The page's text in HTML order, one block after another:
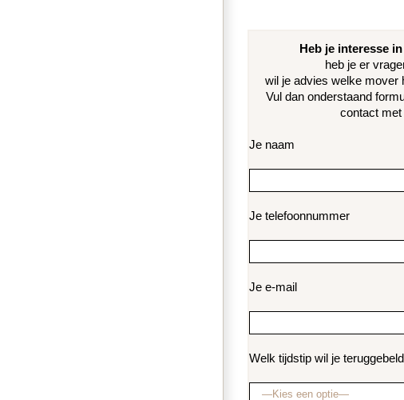
Heb je interesse
heb je er
wil je advies welke mover
Vul dan onderstaand
contact met
Je naam
Je telefoonnummer
Je e-mail
Welk tijdstip wil je